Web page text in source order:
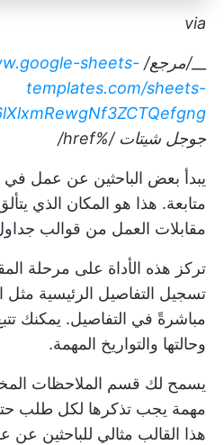
via
__/مرجع/ sheets-
templates.com/sheets-
جوجل شيتات /%href/
يبدأ بعض الباحثين عن عمل في
متابعة. هذا هو المكان الذي
مقابلات العمل من قوالب
تركز هذه الأداة على مرحلة
تسجيل التفاصيل الرئيسية
مباشرةً في التفاصيل. يمكنك
وحالتها والتواريخ المهمة.
يسمح لك قسم الملاحظات
مهمة يجب تذكرها لكل طلب حتى
هذا القالب مثالي للباحثين